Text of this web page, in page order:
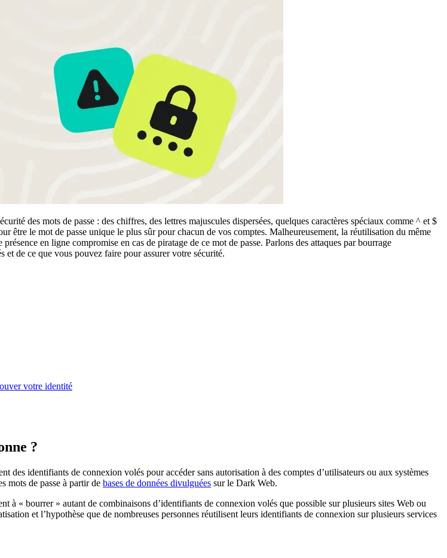
des mots de passe : des chiffres, des lettres majuscules dispersées, quelques caractères spéciaux comme ^ et $
être le mot de passe unique le plus sûr pour chacun de vos comptes. Malheureusement, la réutilisation du même
en ligne compromise en cas de piratage de ce mot de passe. Parlons des attaques par bourrage
et de ce que vous pouvez faire pour assurer votre sécurité.
votre identité
?
identifiants de connexion volés pour accéder sans autorisation à des comptes d’utilisateurs ou aux systèmes
mots de passe à partir de bases de données divulguées sur le Dark Web.
à « bourrer » autant de combinaisons d’identifiants de connexion volés que possible sur plusieurs sites Web ou
et l’hypothèse que de nombreuses personnes réutilisent leurs identifiants de connexion sur plusieurs services